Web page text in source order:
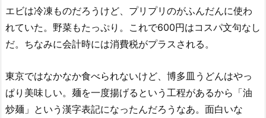
エビは冷凍ものだろうけど、プリプリのがふんだんに使わ
れていた。野菜もたっぷり。これで600円はコスパ文句なし
だ。ちなみに会計時には消費税がプラスされる。
東京ではなかなか食べられないけど、博多皿うどんはやっ
ぱり美味しい。麺を一度揚げるという工程があるから「油
炒麺」という漢字表記になったんだろうなあ。面白いな